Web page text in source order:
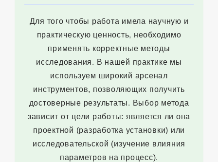
Для того чтобы работа имела научную и
практическую ценность, необходимо
применять корректные методы
исследования. В нашей практике мы
используем широкий арсенал
инструментов, позволяющих получить
достоверные результаты. Выбор метода
зависит от цели работы: является ли она
проектной (разработка установки) или
исследовательской (изучение влияния
параметров на процесс).